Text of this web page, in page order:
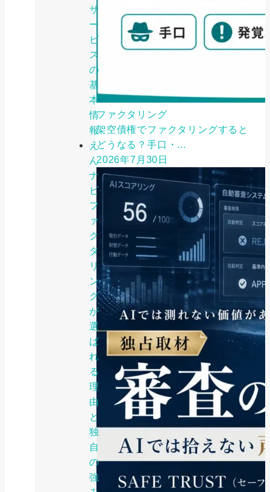
サ
ー
ビ
ス
の
基
本
情
報
え
ん
ナ
ビ
フ
ァ
ク
タ
リ
ン
グ
が
選
ば
れ
る
理
由
と
独
自
の
強
ファクタリング
架空債権でファクタリングすると
どうなる？手口・...
2026年7月30日